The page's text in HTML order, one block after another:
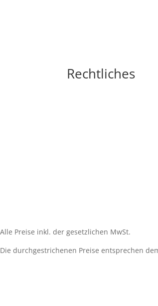
Rechtliches
Alle Preise inkl. der gesetzlichen MwSt.
Die durchgestrichenen Preise entsprechen